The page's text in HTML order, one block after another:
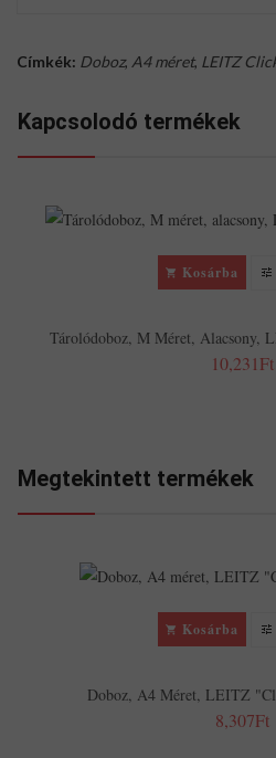
Címkék: Doboz, A4 méret, LEITZ
Kapcsolodó termékek
Kosárba
Tárolódoboz, M Méret, Alacsony,
10,231Ft
Megtekintett termékek
Kosárba
Doboz, A4 Méret, LEITZ
8,307Ft